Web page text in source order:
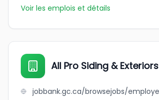
Voir les emplois et détails
All Pro Siding & Exteriors